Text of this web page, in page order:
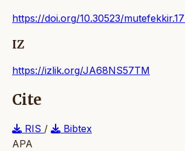
https://doi.org/10.30523/
IZ
https://izlik.org/JA68NS57TM
Cite
RIS /
Bibtex
APA